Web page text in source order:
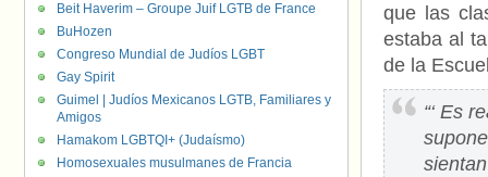
que las
estaba al
de la
“‘ Es
Beit Haverim – Groupe Juif LGTB de France
BuHozen
Congreso Mundial de Judíos LGBT
Gay Spirit
Guimel | Judíos Mexicanos LGTB, Familiares y
Amigos
Hamakom LGBTQI+ (Judaísmo)
Homosexuales musulmanes de Francia